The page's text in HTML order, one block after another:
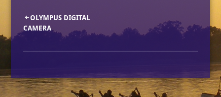
Beitragsnavigation
OLYMPUS DIGITAL
CAMERA